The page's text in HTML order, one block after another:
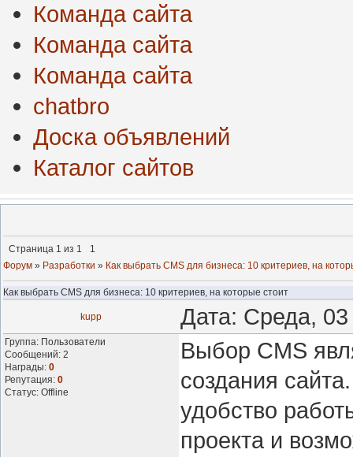
Команда сайта
Команда сайта
Команда сайта
chatbro
Доска объявлений
Каталог сайтов
Страница 1 из 1
1
Форум » Разработки » Как выбрать CMS для бизнеса: 10 критериев, на
Как выбрать CMS для бизнеса: 10 критериев, на которые стоит
kupp Дата: Среда,
Группа: Пользователи
Сообщений: 2
Награды: 0
Репутация: 0
Статус: Offline
Выбор CMS
создания
удобство
проекта и